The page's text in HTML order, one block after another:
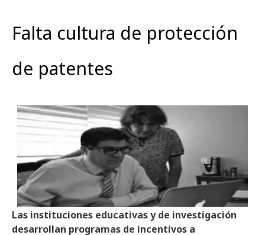
Falta cultura de protección
de patentes
Las instituciones educativas y de investigación
desarrollan programas de incentivos a